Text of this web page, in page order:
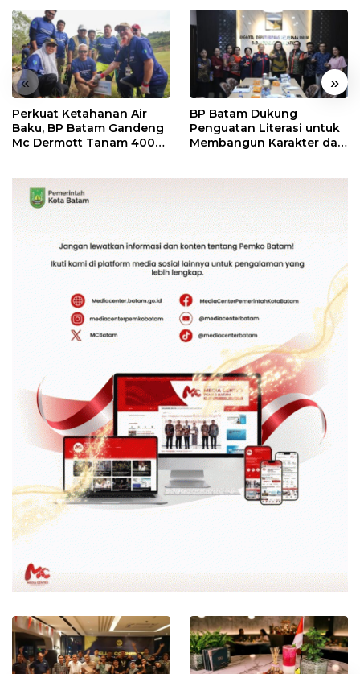
« »
Perkuat Ketahanan Air
Baku, BP Batam Gandeng
Mc Dermott Tanam 400
BP Batam Dukung
Penguatan Literasi untuk
Membangun Karakter dan